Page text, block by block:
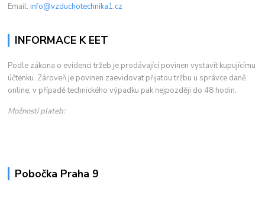
Email:info@vzduchotechnika1.cz
INFORMACE K EET
Podle zákona o evidenci tržeb je prodávající povinen vystavit kupujícímu
účtenku. Zároveň je povinen zaevidovat přijatou tržbu u správce daně
online; v případě technického výpadku pak nejpozději do 48 hodin.
Možnosti plateb:
Pobočka Praha 9